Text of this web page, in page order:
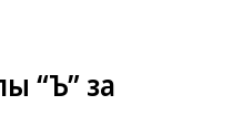
“Ъ” за